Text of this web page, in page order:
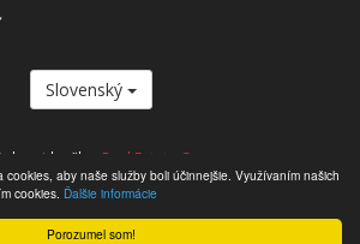
Porozumel som!
cookies, aby naše služby boli účinnejšie. Využívaním našich
cookies. Ďalšie informácie
Slovenský
člen Real Estate Group.
© 2026 Všetky práva vyhradené